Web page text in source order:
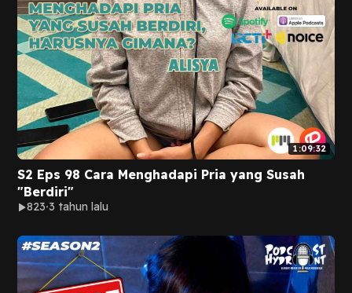
1:09:32
S2 Eps 98 Cara Menghadapi Pria yang Susah
"Berdiri"
823 3 tahun lalu